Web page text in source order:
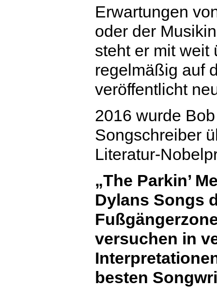
Erwartungen
oder der
steht er mit weit
regelmäßig auf
veröffentlicht
2016 wurde
Songschreiber
Literatur-
„The Parkin’
Dylans Songs
versuchen in
besten